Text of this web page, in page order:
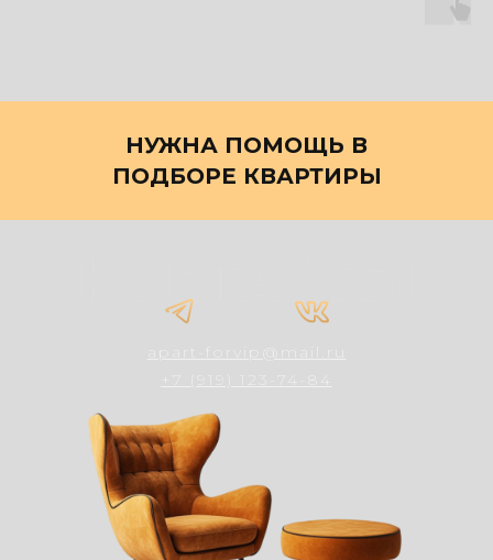
НУЖНА ПОМОЩЬ В
ПОДБОРЕ КВАРТИРЫ